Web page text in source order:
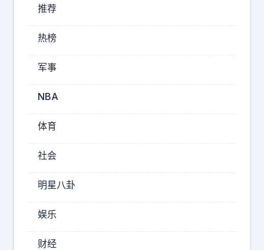
莎
出
2
2
推荐
热榜
军事
NBA
体育
社会
明星八卦
娱乐
财经